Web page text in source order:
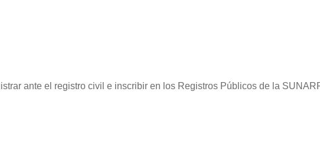
ante el registro civil e inscribir en los Registros Públicos de la